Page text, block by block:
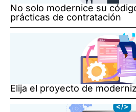
No solo modernice su
prácticas de contratación
Elija el proyecto de